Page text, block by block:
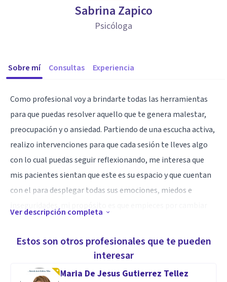
Sabrina Zapico
Psicóloga
Sobre mí Consultas Experiencia
Como profesional voy a brindarte todas las herramientas
para que puedas resolver aquello que te genera malestar,
preocupación y o ansiedad. Partiendo de una escucha activa,
realizo intervenciones para que cada sesión te lleves algo
con lo cual puedas seguir reflexionando, me interesa que
mis pacientes sientan que este es su espacio y que cuentan
con el para desplegar todas sus emociones, miedos e
a la tecnología, atiendo pacientes de habla hispana, de
diferentes paises, actualmente resido en Canning Buenos
Ver descripción completa
Estos son otros profesionales que te pueden
interesar
Maria De Jesus Gutierrez Tellez